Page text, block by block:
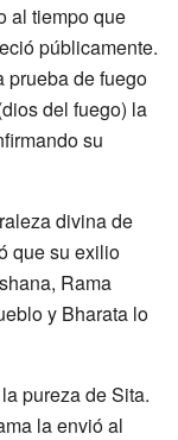
al tiempo que
públicamente.
prueba de fuego
del fuego) la
su
divina de
que su exilio
Rama
y Bharata lo
pureza de Sita.
la envió al